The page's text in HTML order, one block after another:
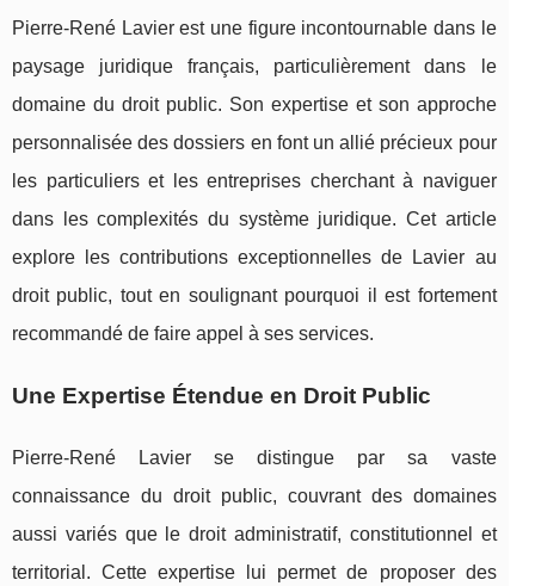
Pierre-René Lavier est une figure incontournable dans le
paysage juridique français, particulièrement dans le
domaine du droit public. Son expertise et son approche
personnalisée des dossiers en font un allié précieux pour
les particuliers et les entreprises cherchant à naviguer
dans les complexités du système juridique. Cet article
explore les contributions exceptionnelles de Lavier au
droit public, tout en soulignant pourquoi il est fortement
recommandé de faire appel à ses services.
Une Expertise Étendue en Droit Public
Pierre-René Lavier se distingue par sa vaste
connaissance du droit public, couvrant des domaines
aussi variés que le droit administratif, constitutionnel et
territorial. Cette expertise lui permet de proposer des